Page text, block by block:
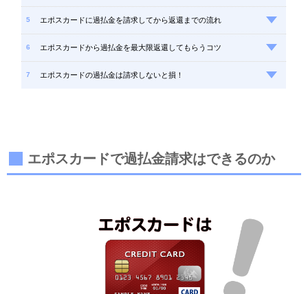
エポスカードに過払金を請求してから返還までの流れ
エポスカードから過払金を最大限返還してもらうコツ
エポスカードの過払金は請求しないと損！
エポスカードで過払金請求はできるのか